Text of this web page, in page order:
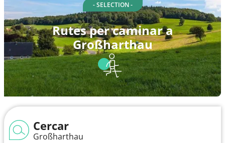
- SELECTION -
Rutes per caminar a
Großharthau
Cercar
Großharthau